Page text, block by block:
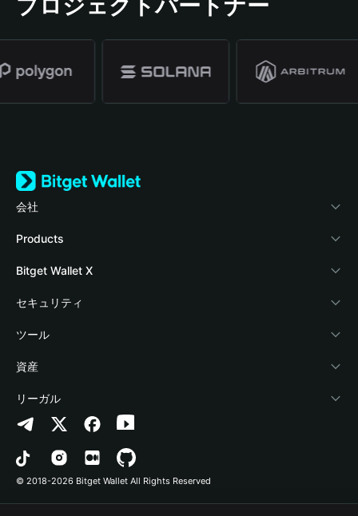
プロジェクトパートナー
会社
Bitget Walletについて
ブログ
アカデミー
暗号資産ニュース
Help Center
お問い合わせ
ブランドリソース
キャリア
Products
Crypto Card
Stablecoin Earn
Payfi Crypto
Crypto Swap API
Altcoin Season Index
Prediction Markets
DApp
Bitget Wallet X
デベロッパー
ウォレットを接続
Bitget Wallet Pay
プロジェクトを掲載
セキュリティ
保護基金
セキュリティ技術
ツール
暗号資産を購入
認証検出
コントラクト検出
一括送金
資産
Arbitrum
Avalanche
Bitcoin
リーガル
プライバシーポリシー
利用規約
© 2018-2026 Bitget Wallet All Rights Reserved